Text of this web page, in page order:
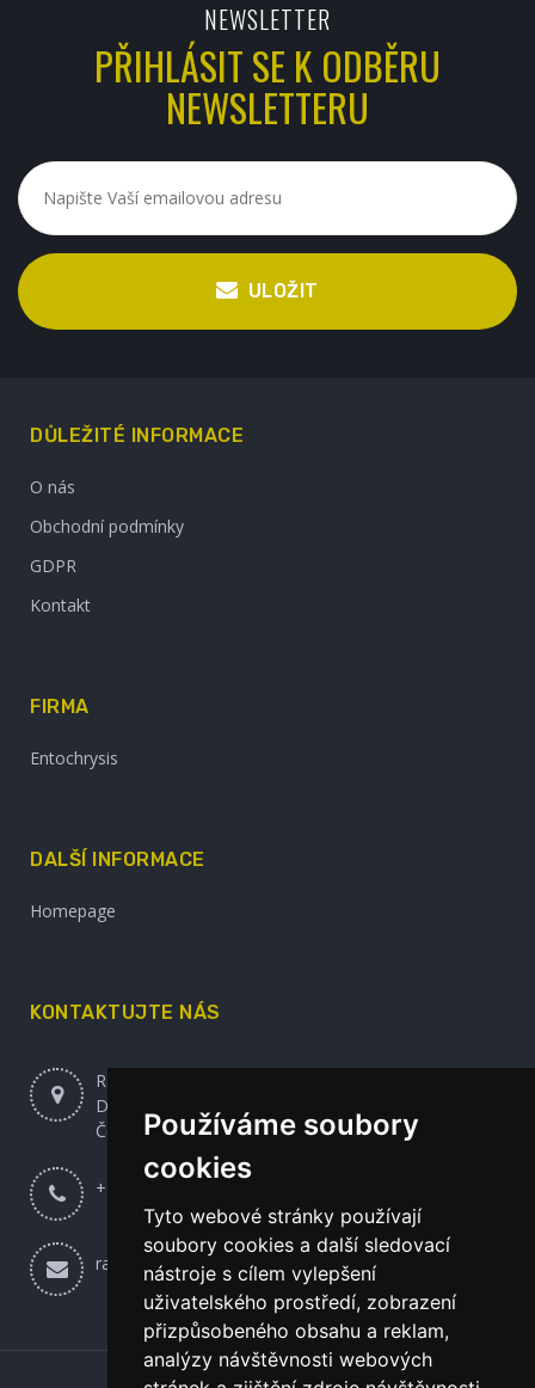
Používáme soubory
cookies
Tyto webové stránky používají
soubory cookies a další sledovací
nástroje s cílem vylepšení
uživatelského prostředí, zobrazení
přizpůsobeného obsahu a reklam,
analýzy návštěvnosti webových
NEWSLETTER
PŘIHLÁSIT SE K ODBĚRU
NEWSLETTERU
ULOŽIT
DŮLEŽITÉ INFORMACE
O nás
Obchodní podmínky
GDPR
Kontakt
FIRMA
Entochrysis
DALŠÍ INFORMACE
Homepage
KONTAKTUJTE NÁS
Radek Udržal - Entochrysis
Dlouhá 352, Mikulovice 53002
Česká republika
+420 608 120 871
radekudrzal@seznam.cz